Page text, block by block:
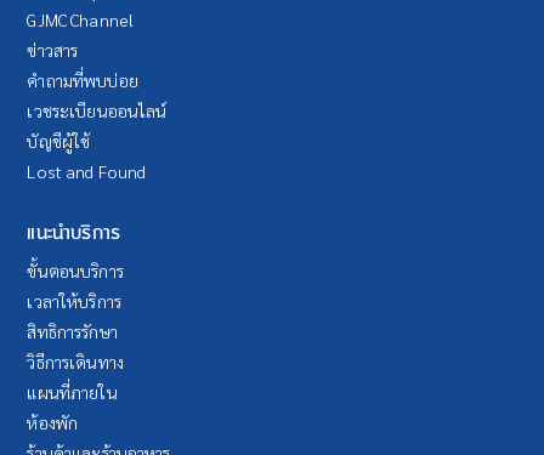
GJMC Channel
ข่าวสาร
คำถามที่พบบ่อย
เวชระเบียนออนไลน์
บัญชีผู้ใช้
Lost and Found
แนะนำบริการ
ขั้นตอนบริการ
เวลาให้บริการ
สิทธิการรักษา
วิธีการเดินทาง
แผนที่ภายใน
ห้องพัก